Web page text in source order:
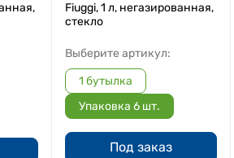
Fiuggi, 1 л, негазированная,
стекло
Выберите артикул:
1 бутылка
Упаковка 6 шт.
Под заказ